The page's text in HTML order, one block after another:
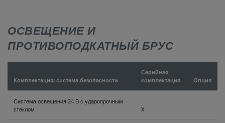
ОСВЕЩЕНИЕ И
ПРОТИВОПОДКАТНЫЙ БРУС
Комплектация: система безопасности
Серийная
комплектация
Опция
Система освещения 24 В с ударопрочным
стеклом
X